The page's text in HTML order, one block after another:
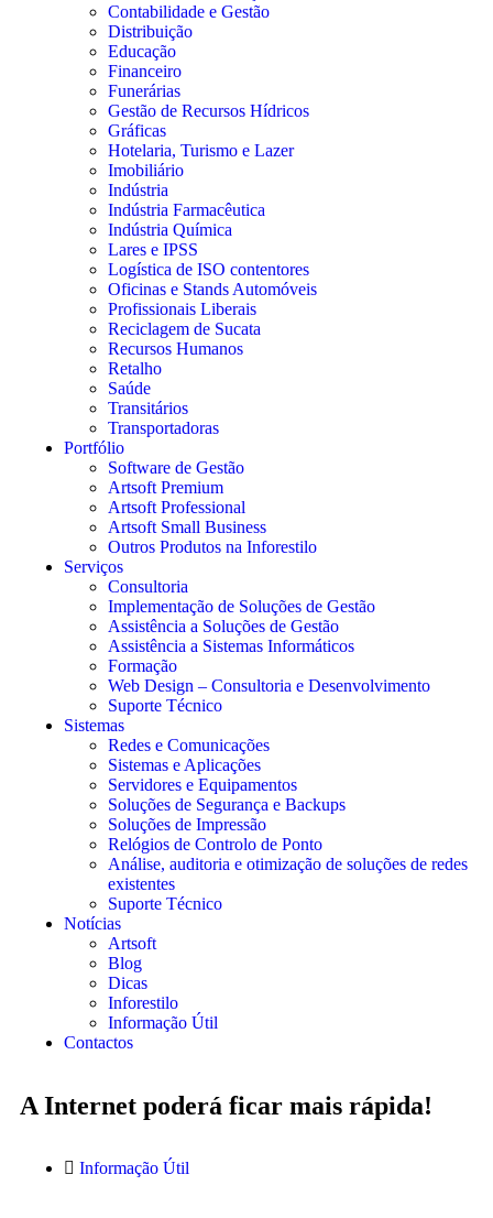
Contabilidade e Gestão
Distribuição
Educação
Financeiro
Funerárias
Gestão de Recursos Hídricos
Gráficas
Hotelaria, Turismo e Lazer
Imobiliário
Indústria
Indústria Farmacêutica
Indústria Química
Lares e IPSS
Logística de ISO contentores
Oficinas e Stands Automóveis
Profissionais Liberais
Reciclagem de Sucata
Recursos Humanos
Retalho
Saúde
Transitários
Transportadoras
Portfólio
Software de Gestão
Artsoft Premium
Artsoft Professional
Artsoft Small Business
Outros Produtos na Inforestilo
Serviços
Consultoria
Implementação de Soluções de Gestão
Assistência a Soluções de Gestão
Assistência a Sistemas Informáticos
Formação
Web Design – Consultoria e Desenvolvimento
Suporte Técnico
Sistemas
Redes e Comunicações
Sistemas e Aplicações
Servidores e Equipamentos
Soluções de Segurança e Backups
Soluções de Impressão
Relógios de Controlo de Ponto
Análise, auditoria e otimização de soluções de redes
existentes
Suporte Técnico
Notícias
Artsoft
Blog
Dicas
Inforestilo
Informação Útil
Contactos
A Internet poderá ficar mais rápida!
Informação Útil